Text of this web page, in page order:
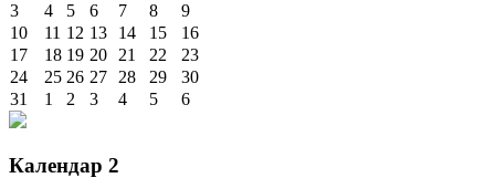
3
4 5 6 7 8
9
10
11 12 13 14 15
16
17
18 19 20 21 22
23
24
25 26 27 28 29
30
31
1 2 3 4 5 6
Календар 2